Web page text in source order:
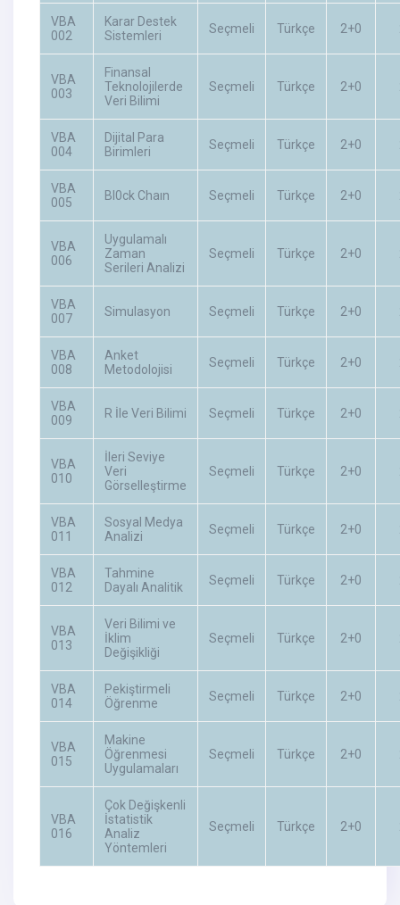
VBA
002
Karar Destek
Sistemleri
Seçmeli Türkçe 2+0
VBA
003
Finansal
Teknolojilerde
Veri Bilimi
Seçmeli Türkçe 2+0
VBA
004
Dijital Para
Birimleri
Seçmeli Türkçe 2+0
VBA
005
Bl0ck Chaın Seçmeli Türkçe 2+0
VBA
006
Uygulamalı
Zaman
Serileri Analizi
Seçmeli Türkçe 2+0
VBA
007
Simulasyon Seçmeli Türkçe 2+0
VBA
008
Anket
Metodolojisi
Seçmeli Türkçe 2+0
VBA
009
R İle Veri Bilimi Seçmeli Türkçe 2+0
VBA
010
İleri Seviye
Veri
Görselleştirme
Seçmeli Türkçe 2+0
VBA
011
Sosyal Medya
Analizi
Seçmeli Türkçe 2+0
VBA
012
Tahmine
Dayalı Analitik
Seçmeli Türkçe 2+0
VBA
013
Veri Bilimi ve
İklim
Değişikliği
Seçmeli Türkçe 2+0
VBA
014
Pekiştirmeli
Öğrenme
Seçmeli Türkçe 2+0
VBA
015
Makine
Öğrenmesi
Uygulamaları
Seçmeli Türkçe 2+0
VBA
016
Çok Değişkenli
İstatistik
Analiz
Yöntemleri
Seçmeli Türkçe 2+0